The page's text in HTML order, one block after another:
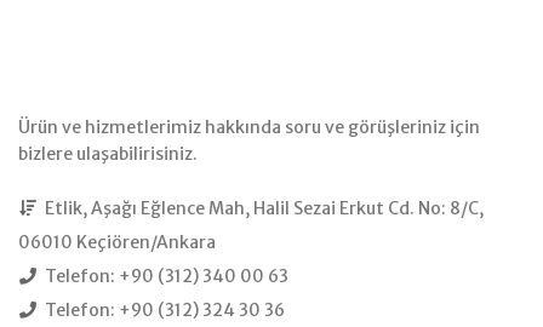
Ürün ve hizmetlerimiz hakkında soru ve görüşleriniz için
bizlere ulaşabilirisiniz.
Etlik, Aşağı Eğlence Mah, Halil Sezai Erkut Cd. No: 8/C,
06010 Keçiören/Ankara
Telefon: +90 (312) 340 00 63
Telefon: +90 (312) 324 30 36